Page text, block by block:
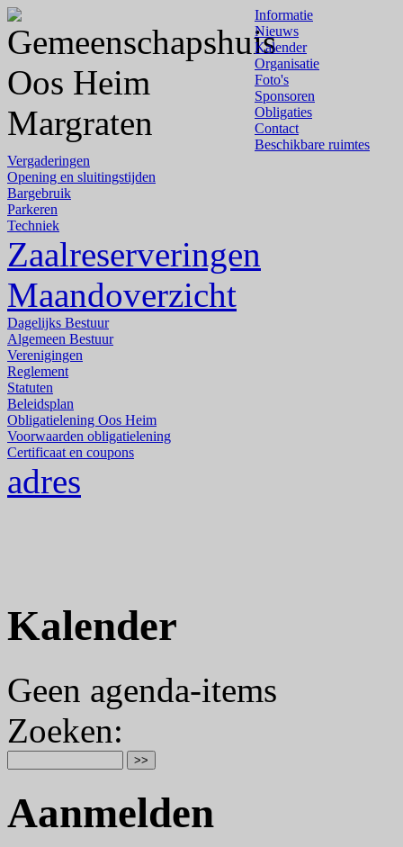
Informatie
Nieuws
Kalender
Organisatie
Foto's
Sponsoren
Obligaties
Contact
Beschikbare ruimtes
Vergaderingen
Opening en sluitingstijden
Bargebruik
Parkeren
Techniek
Zaalreserveringen
Maandoverzicht
Dagelijks Bestuur
Algemeen Bestuur
Verenigingen
Reglement
Statuten
Beleidsplan
Obligatielening Oos Heim
Voorwaarden obligatielening
Certificaat en coupons
adres
Kalender
Geen agenda-items
Zoeken:
Aanmelden